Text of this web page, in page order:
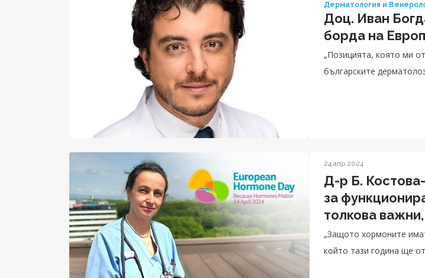
Дерматология и
Доц. Иван
борда на
„Позицията, която ми
българските
24 апр 2024
Д-р Б.
за
толкова
„Защото хормоните
който тази година ще